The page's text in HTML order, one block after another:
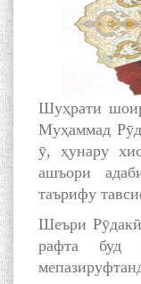
Шуҳрати
Муҳаммад
ӯ, ҳунару
ашъори
таърифу
Шеъри
рафта буд